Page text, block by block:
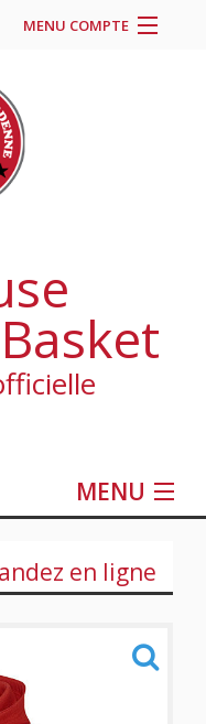
MENU COMPTE
MENU
en ligne